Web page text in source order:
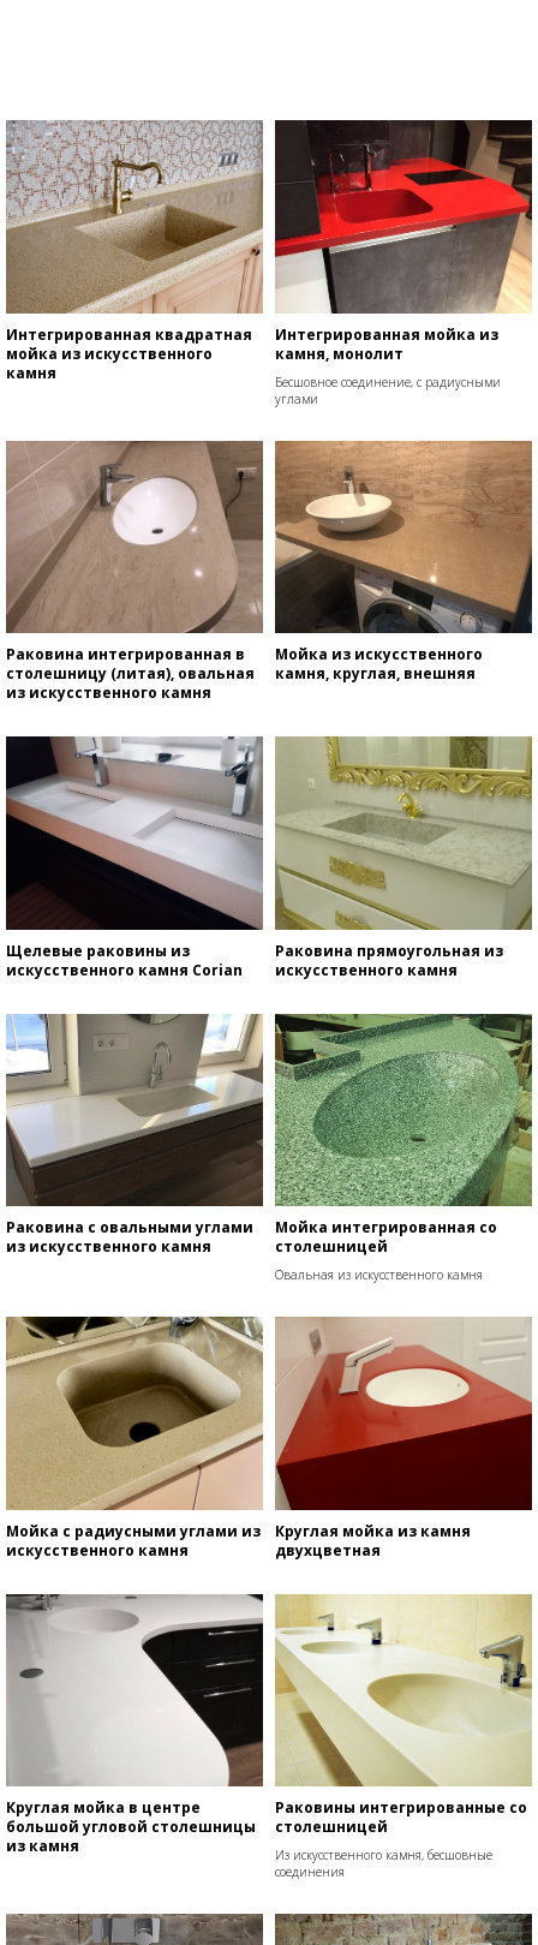
Интегрированная квадратная
мойка из искусственного
камня
Интегрированная мойка из
камня, монолит
Бесшовное соединение, с радиусными
углами
Раковина интегрированная в
столешницу (литая), овальная
из искусственного камня
Мойка из искусственного
камня, круглая, внешняя
Щелевые раковины из
искусственного камня Corian
Раковина прямоугольная из
искусственного камня
Раковина с овальными углами
из искусственного камня
Мойка интегрированная со
столешницей
Овальная из искусственного камня
Мойка с радиусными углами из
искусственного камня
Круглая мойка из камня
двухцветная
Круглая мойка в центре
большой угловой столешницы
из камня
Раковины интегрированные со
столешницей
Из искусственного камня, бесшовные
соединения